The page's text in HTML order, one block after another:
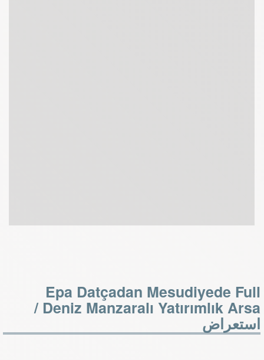
Epa Datçadan Mesudiyede Full
Deniz Manzaralı Yatırımlık Arsa /
استعراض